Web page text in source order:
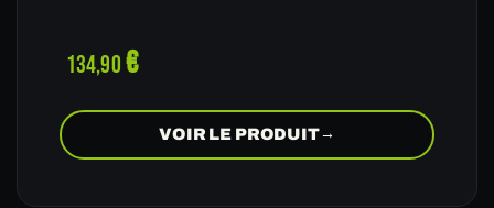
134,90€
VOIR LE PRODUIT→